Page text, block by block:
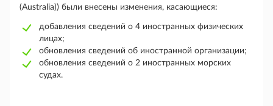
(Australia)) были внесены изменения, касающиеся:
добавления сведений о 4 иностранных физических
лицах;
обновления сведений об иностранной организации;
обновления сведений о 2 иностранных морских
судах.